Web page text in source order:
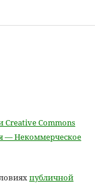
Creative Commons
— Некоммерческое
публичной